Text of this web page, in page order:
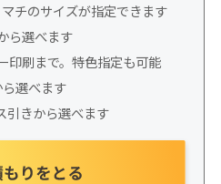
チのサイズが指定できます
ら選べます
印刷まで。特色指定も可能
選べます
引きから選べます